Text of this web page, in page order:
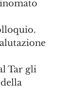
Tar gli